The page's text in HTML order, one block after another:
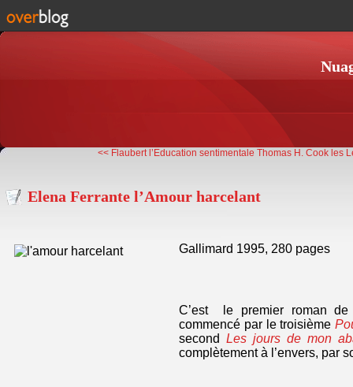
<< Flaubert l’Education sentimentale Thomas H. Cook les
Elena Ferrante l’Amour harcelant
Gallimard 1995, 280 pages
C’est le premier roman
commencé par le troisième
second Les jours de mon
complètement à l’envers, par